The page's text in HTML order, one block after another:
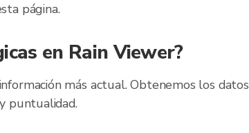
página.
en Rain Viewer?
más actual. Obtenemos los datos
puntualidad.